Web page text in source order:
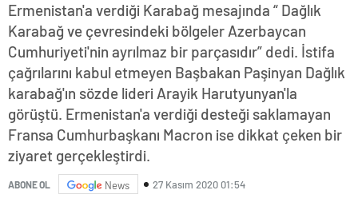
Ermenistan'a verdiği Karabağ mesajında “ Dağlık
Karabağ ve çevresindeki bölgeler Azerbaycan
Cumhuriyeti'nin ayrılmaz bir parçasıdır” dedi. İstifa
çağrılarını kabul etmeyen Başbakan Paşinyan Dağlık
karabağ'ın sözde lideri Arayik Harutyunyan'la
görüştü. Ermenistan'a verdiği desteği saklamayan
Fransa Cumhurbaşkanı Macron ise dikkat çeken bir
ziyaret gerçekleştirdi.
ABONE OL News 27 Kasım 2020 01:54